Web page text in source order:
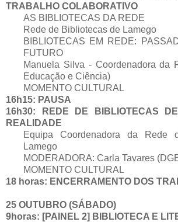
TRABALHO COLABORATIVO
AS BIBLIOTECAS DA REDE
Rede de Bibliotecas de Lamego
BIBLIOTECAS EM REDE:
FUTURO
Manuela Silva - Coordenadora da
Educação e Ciência)
MOMENTO CULTURAL
16h15: PAUSA
16h30: REDE DE BIBLIOTECAS
REALIDADE
Equipa Coordenadora da Rede
Lamego
MODERADORA: Carla Tavares
MOMENTO CULTURAL
18 horas: ENCERRAMENTO DOS
25 OUTUBRO (SÁBADO)
9horas: [PAINEL 2] BIBLIOTECA E